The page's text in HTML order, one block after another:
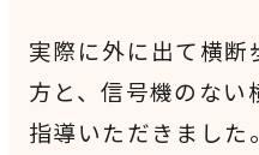
実際に外に出て横断
方と、信号機のない
指導いただきました。